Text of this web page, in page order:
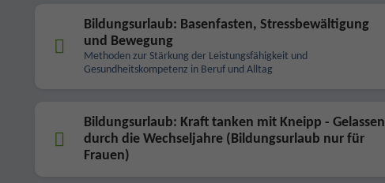
Bildungsurlaub: Basenfasten, Stressbewältigung
und Bewegung
Methoden zur Stärkung der Leistungsfähigkeit und
Gesundheitskompetenz in Beruf und Alltag
Bildungsurlaub: Kraft tanken mit Kneipp - Gelassen
durch die Wechseljahre (Bildungsurlaub nur für
Frauen)